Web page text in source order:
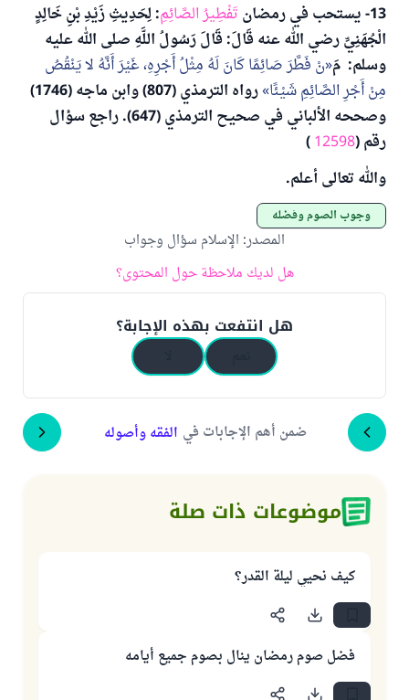
13- يستحب في رمضان
تَفْطِيرُ الصَّائِمِ: لِحَدِيثِ زَيْدِ بْنِ خَالِدٍ
الْجُهَنِيِّ رضي الله عنه قَالَ: قَالَ رَسُولُ اللَّهِ صلى الله عليه
وسلم: مَ نْ فَطَّرَ صَائِمًا كَانَ لَهُ مِثْلُ أَجْرِهِ، غَيْرَ أَنَّهُ لا يَنْقُصُ
مِنْ أَجْرِ الصَّائِمِ شَيْئًا
رواه الترمذي (807) وابن ماجه (1746)
وصححه الألباني في صحيح الترمذي (647). راجع سؤال
رقم (12598
)
والله تعالى أعلم.
وجوب الصوم وفضله
المصدر: الإسلام سؤال وجواب
هل لديك ملاحظة حول المحتوى؟
هل انتفعت بهذه الإجابة؟
ضمن أهم الإجابات في الفقه وأصوله
موضوعات ذات صلة
كيف نحيي ليلة القدر؟
فضل صوم رمضان ينال بصوم جميع أيامه